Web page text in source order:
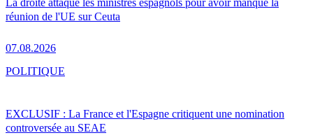
réunion de l'UE sur Ceuta
07.08.2026
EXCLUSIF : La France et l'Espagne critiquent une nomination
controversée au SEAE
POLITIQUE